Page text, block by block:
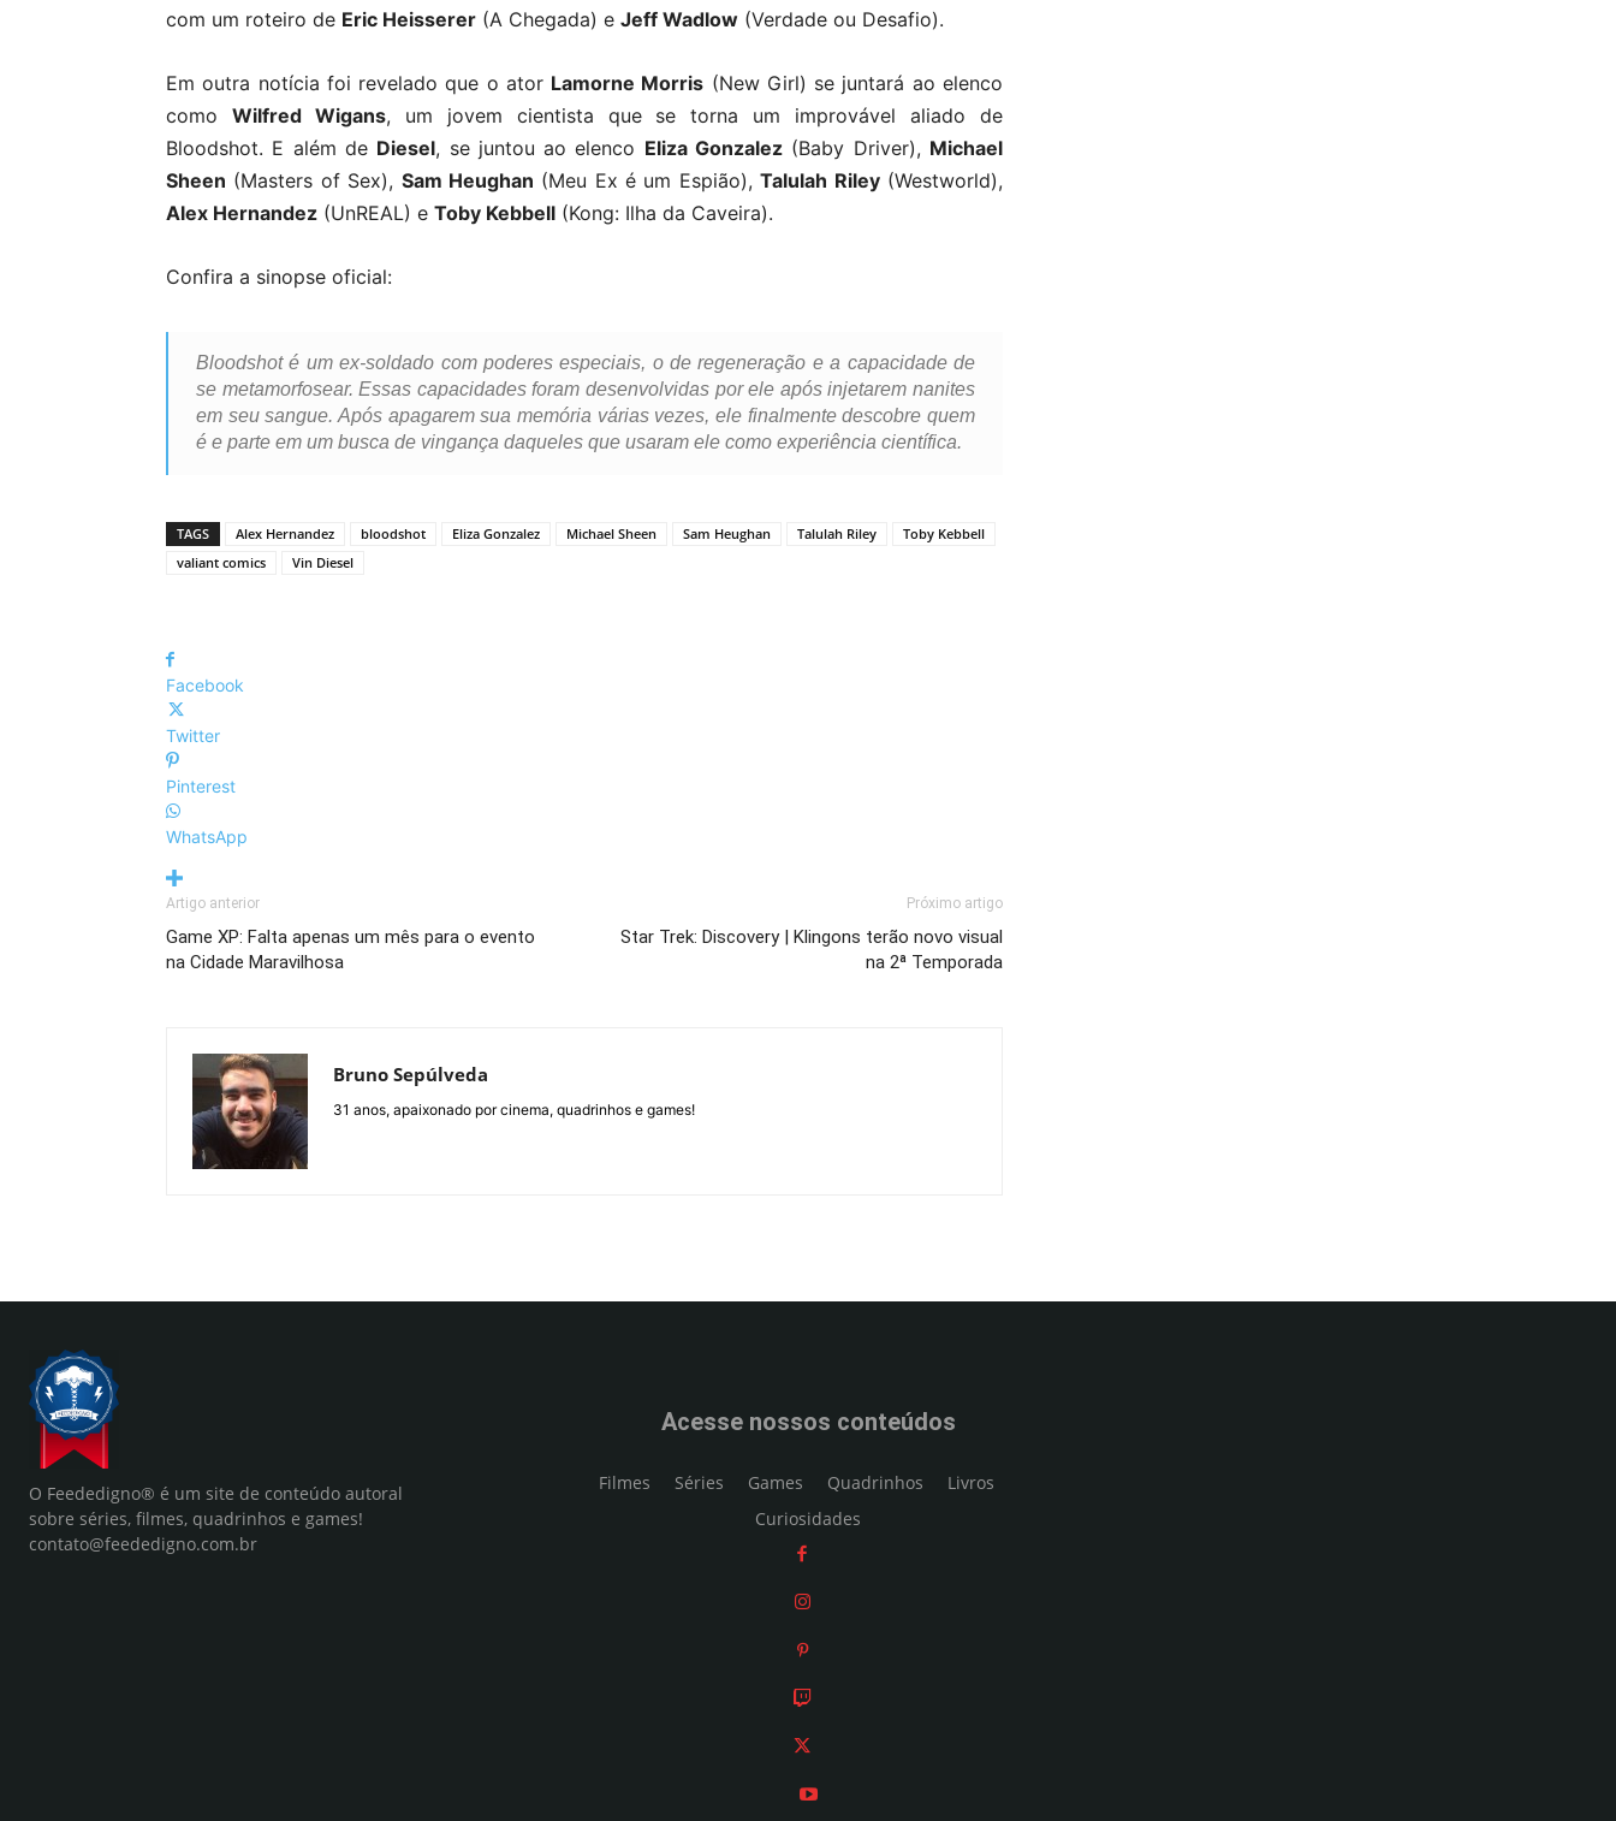
com um roteiro de Eric Heisserer (A Chegada) e Jeff Wadlow (Verdade ou Desafio).
Em outra notícia foi revelado que o ator Lamorne Morris (New Girl) se juntará ao elenco
como Wilfred Wigans, um jovem cientista que se torna um improvável aliado de
Bloodshot. E além de Diesel, se juntou ao elenco Eliza Gonzalez (Baby Driver), Michael
Sheen (Masters of Sex), Sam Heughan (Meu Ex é um Espião),Talulah Riley(Westworld),
Alex Hernandez (UnREAL) e Toby Kebbell (Kong: Ilha da Caveira).
Confira a sinopse oficial:
Bloodshot é um ex-soldado com poderes especiais, o de regeneração e a capacidade de
se metamorfosear. Essas capacidades foram desenvolvidas por ele após injetarem nanites
em seu sangue. Após apagarem sua memória várias vezes, ele finalmente descobre quem
é e parte em um busca de vingança daqueles que usaram ele como experiência científica.
TAGS Alex Hernandez bloodshot Eliza Gonzalez Michael Sheen Sam Heughan Talulah Riley
Toby Kebbell
valiant comics
Vin Diesel
Facebook
Twitter
Pinterest
WhatsApp
Artigo anterior
Game XP: Falta apenas um mês para o evento
na Cidade Maravilhosa
Próximo artigo
Star Trek: Discovery | Klingons terão novo visual
na 2ª Temporada
Bruno Sepúlveda
31 anos, apaixonado por cinema, quadrinhos e games!
O Feededigno® é um site de conteúdo autoral
sobre séries, filmes, quadrinhos e games!
contato@feededigno.com.br
Acesse nossos conteúdos
Filmes Séries Games Quadrinhos
Livros
Curiosidades